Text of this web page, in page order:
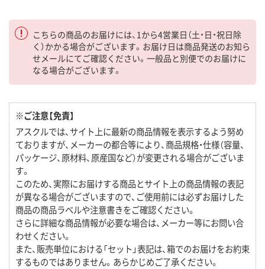
こちらの商品のお届けには、1から4営業日（土・日・祝日除
く）かかる場合がございます。お届け日は商品発送のお知ら
せメールにてご確認ください。一般品と別便でのお届けに
なる場合がございます。
※ご注意【免責】
アスクルでは、サイト上に最新の商品情報を表示するよう努め
ておりますが、メーカーの都合等により、商品規格・仕様（容量、
パッケージ、原材料、原産国など）が変更される場合がございま
す。
このため、実際にお届けする商品とサイト上の商品情報の表記
が異なる場合がございますので、ご使用前には必ずお届けした
商品の商品ラベルや注意書きをご確認ください。
さらに詳細な商品情報が必要な場合は、メーカー等にお問い合
わせください。
また、販売単位における「セット」表記は、箱でのお届けをお約束
するものではありません。あらかじめご了承ください。